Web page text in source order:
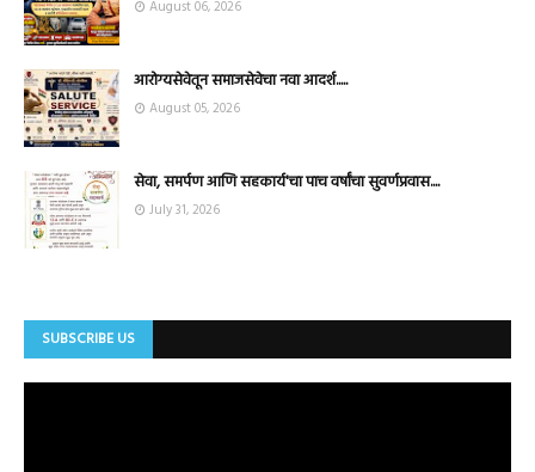
August 06, 2026
आरोग्यसेवेतून समाजसेवेचा नवा आदर्श.....
August 05, 2026
सेवा, समर्पण आणि सहकार्य'चा पाच वर्षांचा सुवर्णप्रवास....
July 31, 2026
SUBSCRIBE US